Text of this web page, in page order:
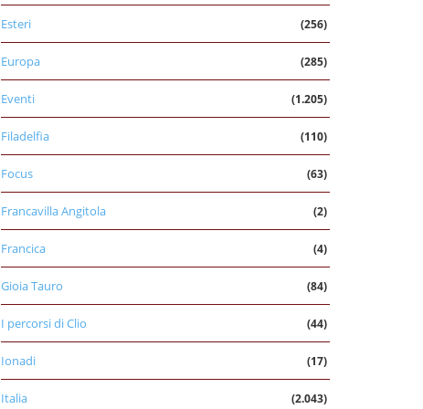
Esteri (256)
Europa (285)
Eventi (1.205)
Filadelfia (110)
Focus (63)
Francavilla Angitola (2)
Francica (4)
Gioia Tauro (84)
I percorsi di Clio (44)
Ionadi (17)
Italia (2.043)